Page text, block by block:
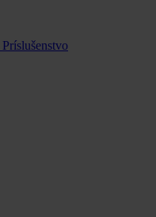
Príslušenstvo